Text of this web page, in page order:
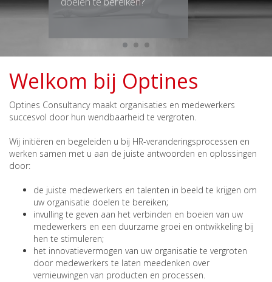
Welkom bij Optines
Optines Consultancy maakt organisaties en medewerkers
succesvol door hun wendbaarheid te vergroten.
Wij initiëren en begeleiden u bij HR-veranderingsprocessen en
werken samen met u aan de juiste antwoorden en oplossingen
door:
de juiste medewerkers en talenten in beeld te krijgen om
uw organisatie doelen te bereiken;
invulling te geven aan het verbinden en boeien van uw
medewerkers en een duurzame groei en ontwikkeling bij
hen te stimuleren;
het innovatievermogen van uw organisatie te vergroten
door medewerkers te laten meedenken over
vernieuwingen van producten en processen.